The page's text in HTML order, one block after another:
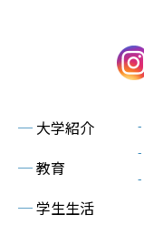
─ 大学紹介
─教育
─学生生活
-
-
-